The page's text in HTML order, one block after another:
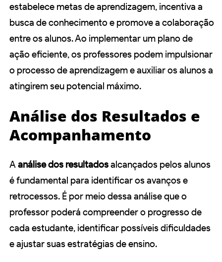
estabelece metas de aprendizagem, incentiva a
busca de conhecimento e promove a colaboração
entre os alunos. Ao implementar um plano de
ação eficiente, os professores podem impulsionar
o processo de aprendizagem e auxiliar os alunos a
atingirem seu potencial máximo.
Análise dos Resultados e
Acompanhamento
A análise dos resultadosalcançados pelos alunos
é fundamental para identificar os avanços e
retrocessos. É por meio dessa análise que o
professor poderá compreender o progresso de
cada estudante, identificar possíveis dificuldades
e ajustar suas estratégias de ensino.